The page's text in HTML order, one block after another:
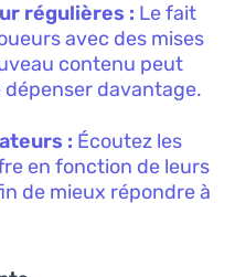
régulières : Le fait
avec des mises
contenu peut
davantage.
: Écoutez les
en fonction de leurs
de mieux répondre à